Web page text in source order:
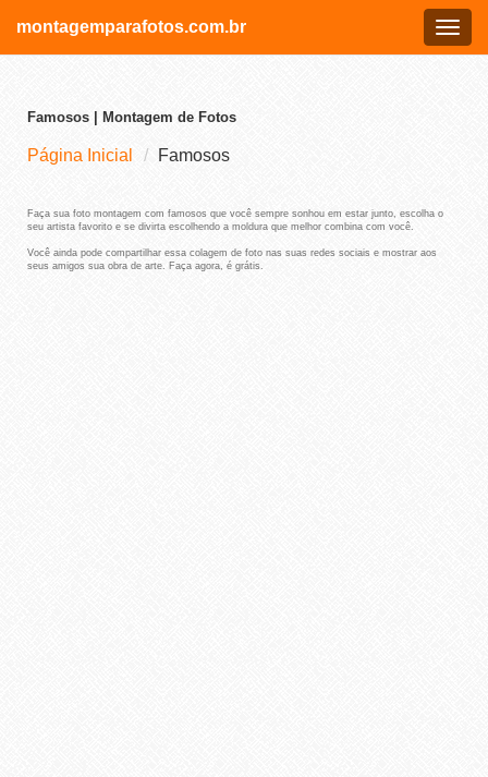
Menu
montagemparafotos.com.br
Famosos | Montagem de Fotos
Página Inicial Famosos
Faça sua foto montagem com famosos que você sempre sonhou em estar junto, escolha o
seu artista favorito e se divirta escolhendo a moldura que melhor combina com você.
Você ainda pode compartilhar essa colagem de foto nas suas redes sociais e mostrar aos
seus amigos sua obra de arte. Faça agora, é grátis.